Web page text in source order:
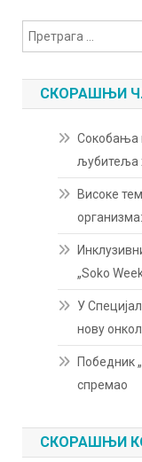
СКОРАШЊИ
Сокобања
љубитеља
Високе
„Soko
У
нову
Победник
спремао
СКОРАШЊИ